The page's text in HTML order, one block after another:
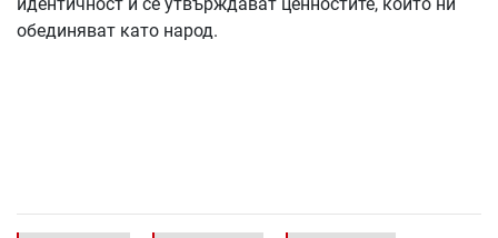
идентичност и се утвърждават ценностите, които ни
обединяват като народ.